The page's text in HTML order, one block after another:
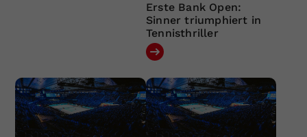
Erste Bank Open:
Sinner triumphiert in
Tennisthriller